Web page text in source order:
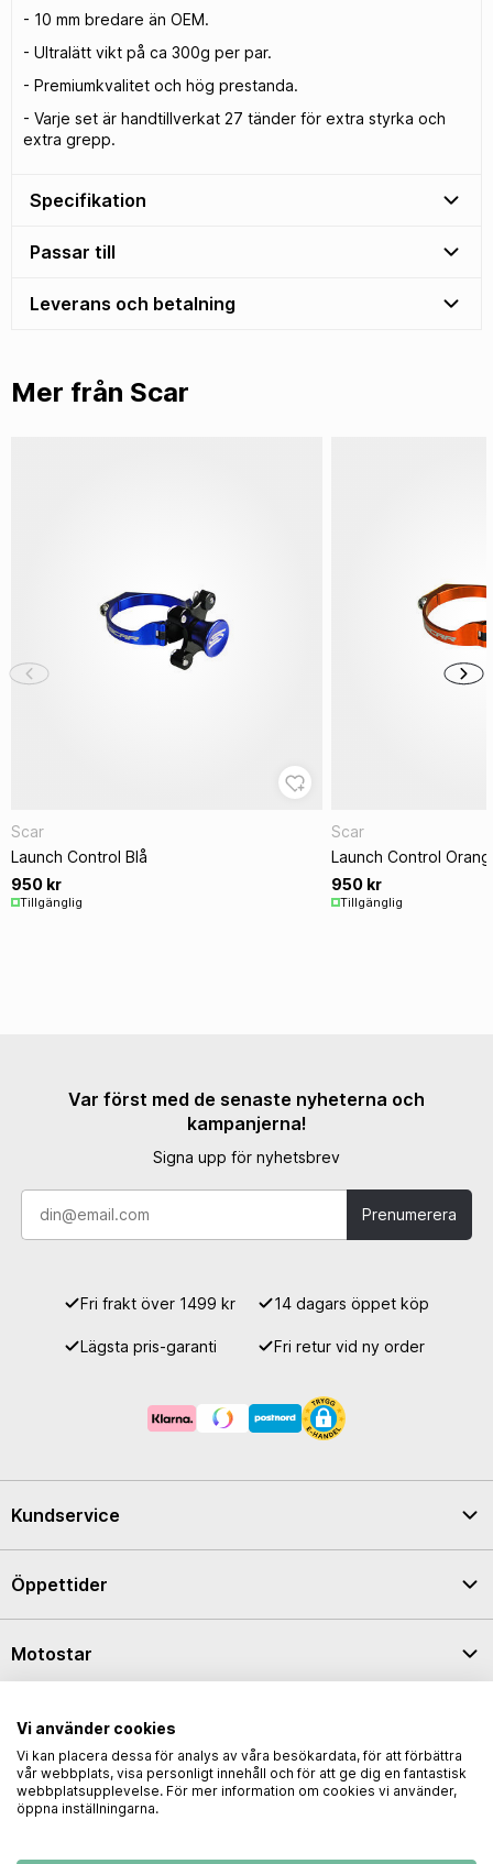
- 10 mm bredare än OEM.
- Ultralätt vikt på ca 300g per par.
- Premiumkvalitet och hög prestanda.
- Varje set är handtillverkat 27 tänder för extra styrka och
extra grepp.
Specifikation
Passar till
Leverans och betalning
Mer från Scar
Scar
Launch Control Blå
950 kr
Tillgänglig
Scar
Launch Control
950 kr
Tillgänglig
Var först med de senaste nyheterna och
kampanjerna!
Signa upp för nyhetsbrev
Prenumerera
Fri frakt över 1499 kr 14 dagars öppet köp
Lägsta pris-garanti Fri retur vid ny order
Kundservice
Öppettider
Motostar
Vi använder cookies
Vi kan placera dessa för analys av våra besökardata, för att förbättra
vår webbplats, visa personligt innehåll och för att ge dig en fantastisk
webbplatsupplevelse. För mer information om cookies vi använder,
öppna inställningarna.